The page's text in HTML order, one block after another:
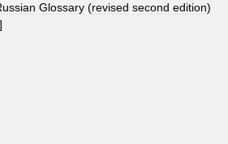
Glossary (revised second edition)
]